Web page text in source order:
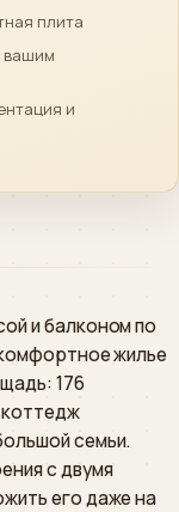
плита
вашим
и
и балконом по
жилье
176
семьи.
с двумя
его даже на
›